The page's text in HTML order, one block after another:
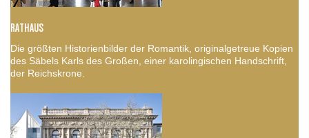
RATHAUS
Die größten Historienbilder der Romantik, originalgetreue Kopien
des Säbels Karls des Großen, einer karolingischen Handschrift,
der Reichskrone.